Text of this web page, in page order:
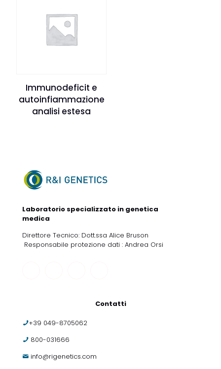
Immunodeficit e
autoinfiammazione
analisi estesa
Laboratorio specializzato in genetica
medica
Direttore Tecnico: Dott.ssa Alice Bruson
Responsabile protezione dati : Andrea Orsi
Contatti
+39 049-8705062
800-031666
info@rigenetics.com